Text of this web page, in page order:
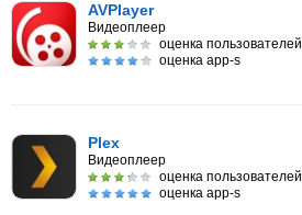
AVPlayer
Видеоплеер
оценка пользователей
оценка app-s
Plex
Видеоплеер
оценка пользователей
оценка app-s